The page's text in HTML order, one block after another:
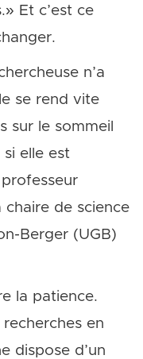
Et c’est ce
n’a
se rend vite
sur le sommeil
elle est
chaire de science
Berger (UGB)
la patience.
en
dispose d’un